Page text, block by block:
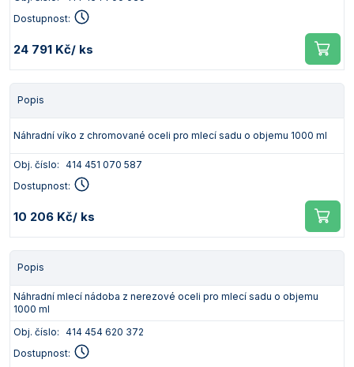
Dostupnost:
24 791 Kč/ ks
Popis
Náhradní víko z chromované oceli pro mlecí sadu o objemu 1000 ml
Obj. číslo: 414 451 070 587
Dostupnost:
10 206 Kč/ ks
Popis
Náhradní mlecí nádoba z nerezové oceli pro mlecí sadu o objemu
1000 ml
Obj. číslo: 414 454 620 372
Dostupnost: